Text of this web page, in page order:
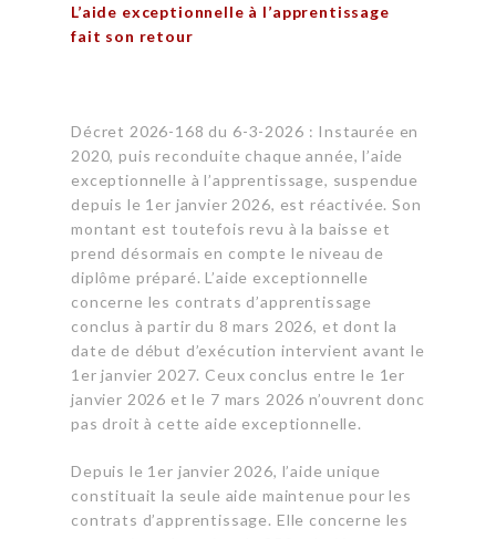
L’aide exceptionnelle à l’apprentissage
fait son retour
Décret 2026-168 du 6-3-2026 : Instaurée en
2020, puis reconduite chaque année, l’aide
exceptionnelle à l’apprentissage, suspendue
depuis le 1er janvier 2026, est réactivée. Son
montant est toutefois revu à la baisse et
prend désormais en compte le niveau de
diplôme préparé. L’aide exceptionnelle
concerne les contrats d’apprentissage
conclus à partir du 8 mars 2026, et dont la
date de début d’exécution intervient avant le
1er janvier 2027. Ceux conclus entre le 1er
janvier 2026 et le 7 mars 2026 n’ouvrent donc
pas droit à cette aide exceptionnelle.
Depuis le 1er janvier 2026, l’aide unique
constituait la seule aide maintenue pour les
contrats d’apprentissage. Elle concerne les